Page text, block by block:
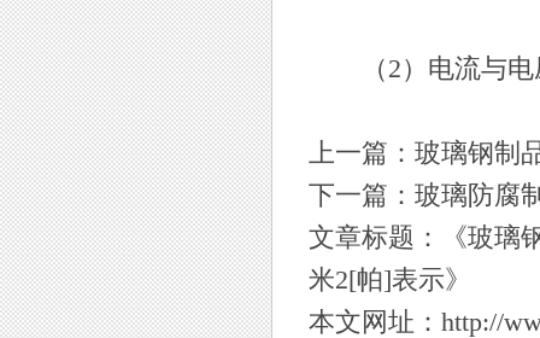
（2）电流与电
上一篇： 玻璃钢制
下一篇： 玻璃防腐
文章标题：《玻璃
米2[帕]表示》
本文网址： http://